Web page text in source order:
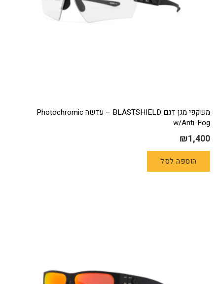
משקפי מגן דגם BLASTSHIELD – עדשה Photochromic
w/Anti-Fog
₪1,400
הוספה לסל